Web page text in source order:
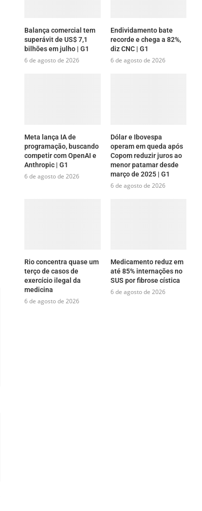
Balança comercial tem
superávit de US$ 7,1
bilhões em julho | G1
6 de agosto de 2026
Endividamento bate
recorde e chega a 82%,
diz CNC | G1
6 de agosto de 2026
Meta lança IA de
programação, buscando
competir com OpenAI e
Anthropic | G1
6 de agosto de 2026
Dólar e Ibovespa
operam em queda após
Copom reduzir juros ao
menor patamar desde
março de 2025 | G1
6 de agosto de 2026
Rio concentra quase um
terço de casos de
exercício ilegal da
medicina
6 de agosto de 2026
Medicamento reduz em
até 85% internações no
SUS por fibrose cística
6 de agosto de 2026